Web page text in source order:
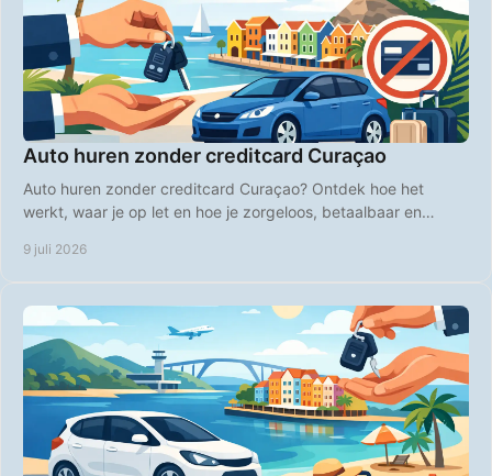
Auto huren zonder creditcard Curaçao
Auto huren zonder creditcard Curaçao? Ontdek hoe het
werkt, waar je op let en hoe je zorgeloos, betaalbaar en
9 juli 2026